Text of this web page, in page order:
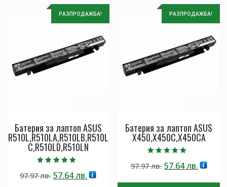
РАЗПРОДАЖБА!
Батерия за лаптоп ASUS
R510L,R510LA,R510LB,R510L
C,R510LD,R510LN
5.00
от 5
97.97лв.Original
57.64лв.Текущата
РАЗПРОДАЖБА!
Батерия за лаптоп ASUS
X450,X450C,X450CA
5.00
от 5
97.97лв. Original
57.64лв.